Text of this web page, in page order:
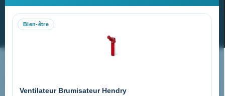
Bien-être
Ventilateur Brumisateur Hendry
Recevez nos dernières nouvelles et nos offres spéciales
Nos expertises & accompagnement global